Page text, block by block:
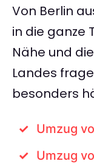
Von Berlin
in die ganze
Nähe und
Landes
besonders
Umzug
Umzug